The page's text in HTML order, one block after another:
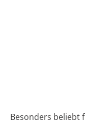
Besonders beliebt